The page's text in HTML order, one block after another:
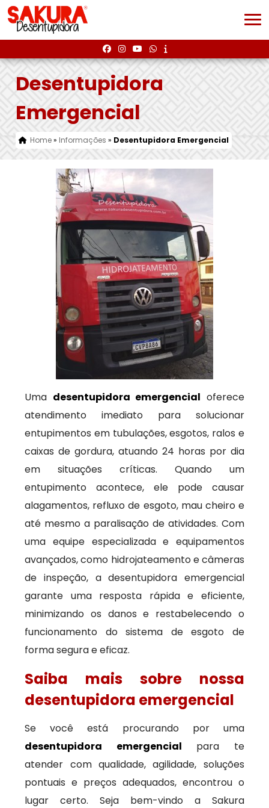
Desentupidora
Emergencial
Home» Informações » Desentupidora Emergencial
Uma desentupidora emergencial oferece
atendimento imediato para solucionar
entupimentos em tubulações, esgotos, ralos e
caixas de gordura, atuando 24 horas por dia
em situações críticas. Quando um
entupimento acontece, ele pode causar
alagamentos, refluxo de esgoto, mau cheiro e
até mesmo a paralisação de atividades. Com
uma equipe especializada e equipamentos
avançados, como hidrojateamento e câmeras
de inspeção, a desentupidora emergencial
garante uma resposta rápida e eficiente,
minimizando os danos e restabelecendo o
funcionamento do sistema de esgoto de
forma segura e eficaz.
Saiba mais sobre nossa
desentupidora emergencial
Se você está procurando por uma
desentupidora emergencial para te
atender com qualidade, agilidade, soluções
pontuais e preços adequados, encontrou o
lugar certo. Seja bem-vindo a Sakura